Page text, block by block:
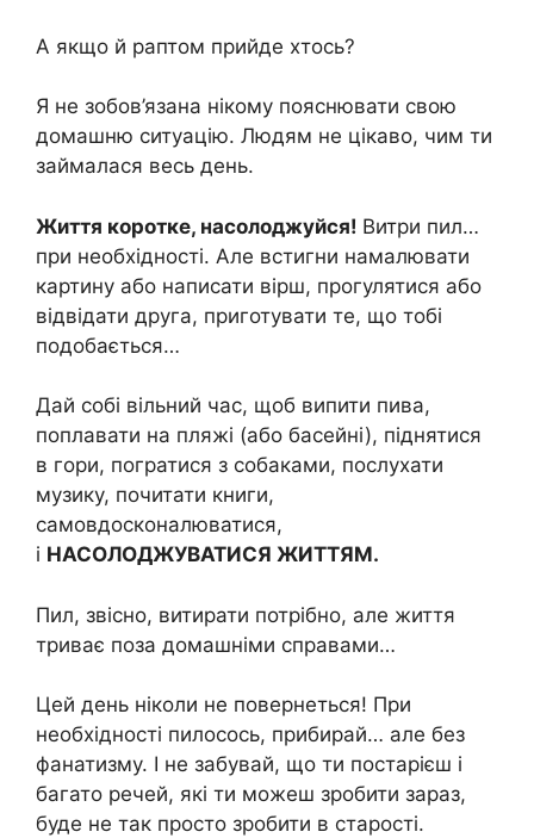
А якщо й раптом прийде хтось?
Я не зобов’язана нікому пояснювати свою
домашню ситуацію. Людям не цікаво, чим ти
займалася весь день.
Життя коротке, насолоджуйся! Витри пил…
при необхідності. Але встигни намалювати
картину або написати вірш, прогулятися або
відвідати друга, приготувати те, що тобі
подобається…
Дай собі вільний час, щоб випити пива,
поплавати на пляжі (або басейні), піднятися
в гори, погратися з собаками, послухати
музику, почитати книги,
самовдосконалюватися,
і НАСОЛОДЖУВАТИСЯ ЖИТТЯМ.
Пил, звісно, витирати потрібно, але життя
триває поза домашніми справами…
Цей день ніколи не повернеться! При
необхідності пилосось, прибирай… але без
фанатизму. І не забувай, що ти постарієш і
багато речей, які ти можеш зробити зараз,
буде не так просто зробити в старості.